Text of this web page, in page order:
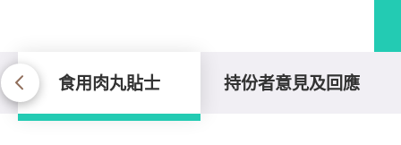
食用肉丸貼士 持份者意見及回應
食用肉丸貼士